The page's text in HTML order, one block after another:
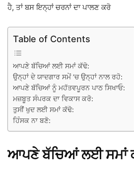
ਹੈ, ਤਾਂ ਬਸ ਇਨ੍ਹਾਂ ਚਰਨਾਂ ਦਾ ਪਾਲਣ ਕਰੋ
Table of Contents
ਆਪਣੇ ਬੱਚਿਆਂ ਲਈ ਸਮਾਂ ਕੱਢੋ:
ਉਨ੍ਹਾਂ ਦੇ ਯਾਦਗਾਰ ਸਮੇਂ ’ਚ ਉਨ੍ਹਾਂ ਨਾਲ ਰਹੋ:
ਆਪਣੇ ਬੱਚਿਆਂ ਨੂੰ ਮਹੱਤਵਪੂਰਨ ਪਾਠ ਸਿਖਾਓ:
ਮਜ਼ਬੂਤ ਸੰਪਰਕ ਦਾ ਵਿਕਾਸ ਕਰੋ:
ਤੁਸੀਂ ਖੁਦ ਲਈ ਸਮਾਂ ਕੱਢੋ:
ਹਿੰਸਕ ਨਾ ਬਣੋ:
ਆਪਣੇ ਬੱਚਿਆਂ ਲਈ ਸਮਾਂ